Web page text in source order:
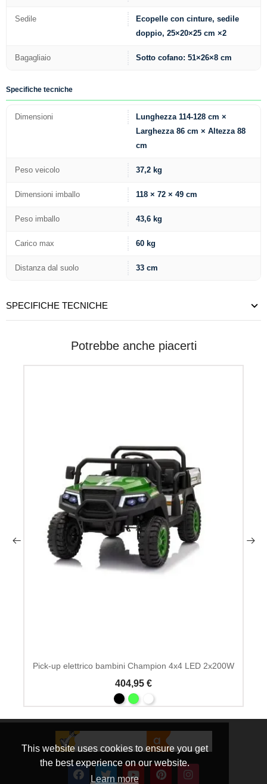
This website uses cookies to ensure you get
the best experience on our website.
Learn more
Sedile
Ecopelle con cinture, sedile
doppio, 25×20×25 cm ×2
Bagagliaio Sotto cofano: 51×26×8 cm
Specifiche tecniche
Dimensioni
Lunghezza 114-128 cm ×
Larghezza 86 cm × Altezza 88
cm
Peso veicolo 37,2 kg
Dimensioni imballo 118 × 72 × 49 cm
Peso imballo 43,6 kg
Carico max 60 kg
Distanza dal suolo 33 cm
SPECIFICHE TECNICHE
Potrebbe anche piacerti
Pick-up elettrico bambini Champion 4x4 LED 2x200W
404,95 €